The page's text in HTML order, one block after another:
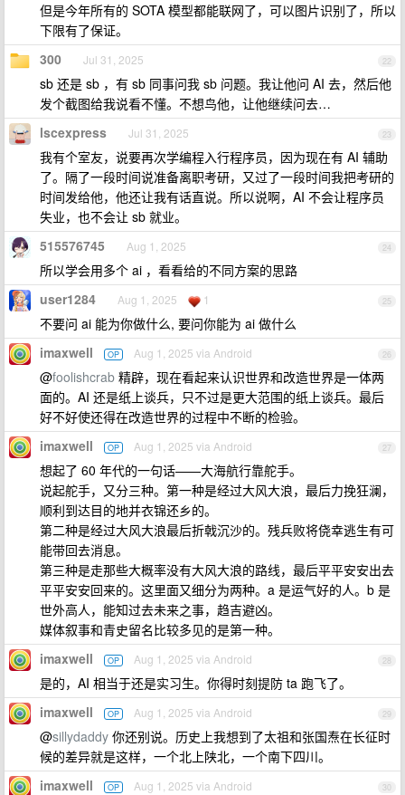
但是今年所有的 SOTA 模型都能联网了，可以图片识别了，所以
下限有了保证。
22
300 Jul 31, 2025
sb 还是 sb ，有 sb 同事问我 sb 问题。我让他问 AI 去，然后他
发个截图给我说看不懂。不想鸟他，让他继续问去…
23
lscexpress Jul 31, 2025
我有个室友，说要再次学编程入行程序员，因为现在有 AI 辅助
了。隔了一段时间说准备离职考研，又过了一段时间我把考研的
时间发给他，他还让我有话直说。所以说啊，AI 不会让程序员
失业，也不会让 sb 就业。
24
515576745 Aug 1, 2025
所以学会用多个 ai ，看看给的不同方案的思路
25
user1284 Aug 1, 2025 1
不要问 ai 能为你做什么, 要问你能为 ai 做什么
26
imaxwell OP Aug 1, 2025 via Android
@foolishcrab 精辟，现在看起来认识世界和改造世界是一体两
面的。AI 还是纸上谈兵，只不过是更大范围的纸上谈兵。最后
好不好使还得在改造世界的过程中不断的检验。
27
imaxwell OP Aug 1, 2025 via Android
想起了 60 年代的一句话——大海航行靠舵手。
说起舵手，又分三种。第一种是经过大风大浪，最后力挽狂澜，
顺利到达目的地并衣锦还乡的。
第二种是经过大风大浪最后折戟沉沙的。残兵败将侥幸逃生有可
能带回去消息。
第三种是走那些大概率没有大风大浪的路线，最后平平安安出去
平平安安回来的。这里面又细分为两种。a 是运气好的人。b 是
世外高人，能知过去未来之事，趋吉避凶。
媒体叙事和青史留名比较多见的是第一种。
28
imaxwell OP Aug 1, 2025 via Android
是的，AI 相当于还是实习生。你得时刻提防 ta 跑飞了。
29
imaxwell OP Aug 1, 2025 via Android
@sillydaddy 你还别说。历史上我想到了太祖和张国焘在长征时
候的差异就是这样，一个北上陕北，一个南下四川。
30
imaxwell OP Aug 1, 2025 via Android